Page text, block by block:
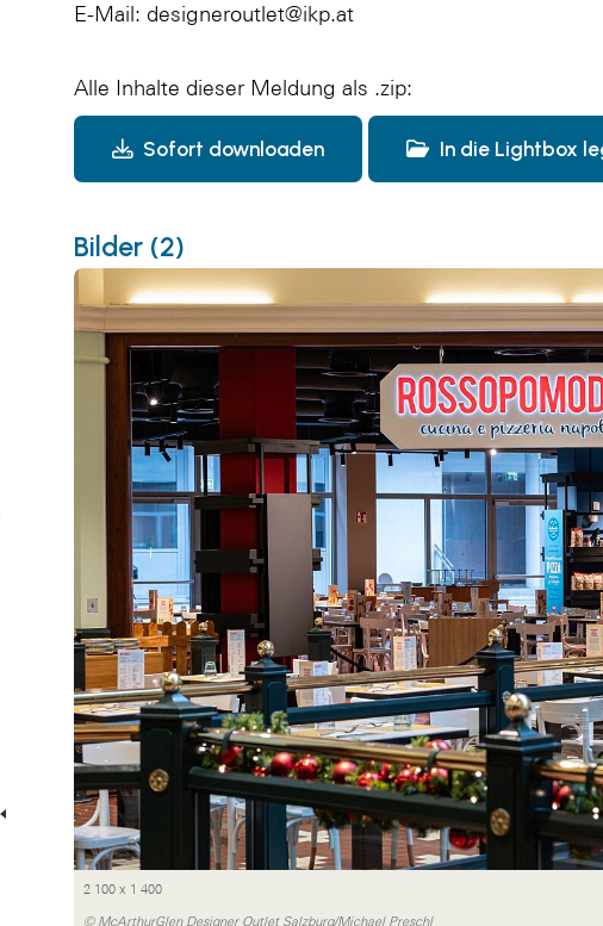
E-Mail: designeroutlet@ikp.at
Alle Inhalte dieser Meldung als .zip:
Sofort downloaden In die Lightbox
Bilder (2)
2 100 x 1 400
© McArthurGlen Designer Outlet Salzburg/Michael Preschl